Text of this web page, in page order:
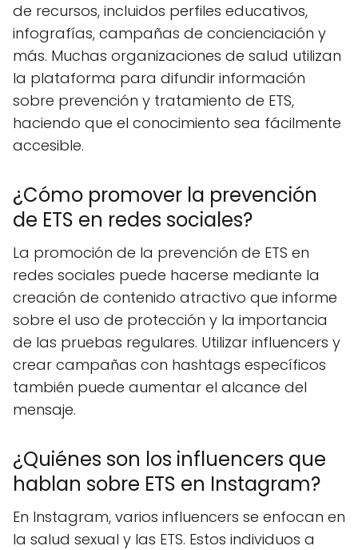
de recursos, incluidos perfiles educativos,
infografías, campañas de concienciación y
más. Muchas organizaciones de salud utilizan
la plataforma para difundir información
sobre prevención y tratamiento de ETS,
haciendo que el conocimiento sea fácilmente
accesible.
¿Cómo promover la prevención
de ETS en redes sociales?
La promoción de la prevención de ETS en
redes sociales puede hacerse mediante la
creación de contenido atractivo que informe
sobre el uso de protección y la importancia
de las pruebas regulares. Utilizar influencers y
crear campañas con hashtags específicos
también puede aumentar el alcance del
mensaje.
¿Quiénes son los influencers que
hablan sobre ETS en Instagram?
En Instagram, varios influencers se enfocan en
la salud sexual y las ETS. Estos individuos a